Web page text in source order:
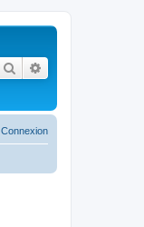
Rechercher
Connexion